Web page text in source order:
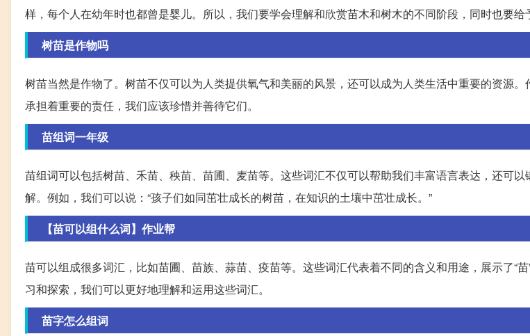
样，每个人在幼年时也都曾是婴儿。所以，我们要学会理解和欣赏苗木和树木的不同阶段，同时也要给
树苗是作物吗
树苗当然是作物了。树苗不仅可以为人类提供氧气和美丽的风景，还可以成为人类生活中重要的资源
承担着重要的责任，我们应该珍惜并善待它们。
苗组词一年级
苗组词可以包括树苗、禾苗、秧苗、苗圃、麦苗等。这些词汇不仅可以帮助我们丰富语言表达，还可
解。例如，我们可以说：“孩子们如同茁壮成长的树苗，在知识的土壤中茁壮成长。”
【苗可以组什么词】作业帮
苗可以组成很多词汇，比如苗圃、苗族、蒜苗、疫苗等。这些词汇代表着不同的含义和用途，展示了“
习和探索，我们可以更好地理解和运用这些词汇。
苗字怎么组词